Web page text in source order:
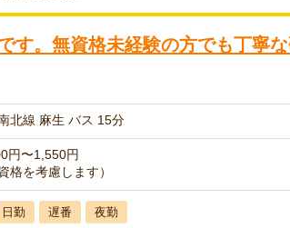
す。無資格未経験の方でも丁寧
北線 麻生 バス 15分
円〜1,550円
格を考慮します）
日勤 遅番 夜勤